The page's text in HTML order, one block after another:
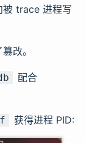
被 trace 进程写
改。
配合
获得进程 PID: